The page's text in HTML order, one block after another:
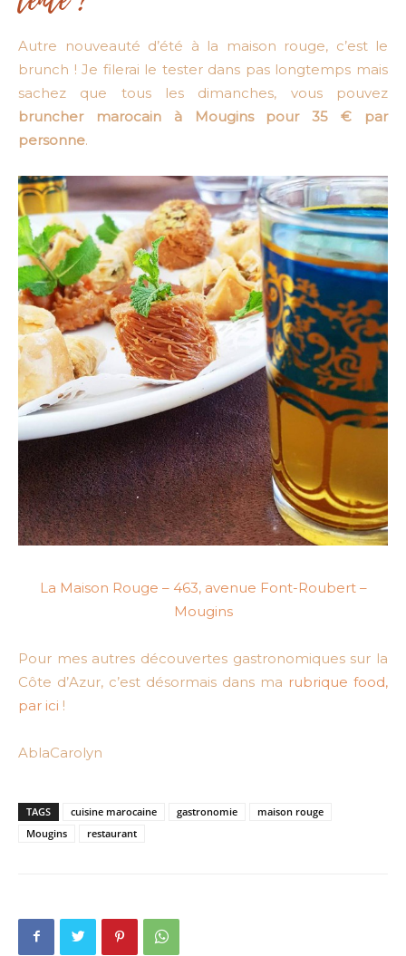
Autre nouveauté d’été à la maison rouge, c’est le
brunch ! Je filerai le tester dans pas longtemps mais
sachez que tous les dimanches, vous pouvez
bruncher marocain à Mougins pour 35 € par
personne.
La Maison Rouge – 463, avenue Font-Roubert –
Mougins
Pour mes autres découvertes gastronomiques sur la
Côte d’Azur, c’est désormais dans ma rubrique food,
par ici !
AblaCarolyn
TAGS cuisine marocaine gastronomie
maison rouge
Mougins
restaurant